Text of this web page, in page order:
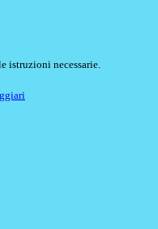
istruzioni necessarie.